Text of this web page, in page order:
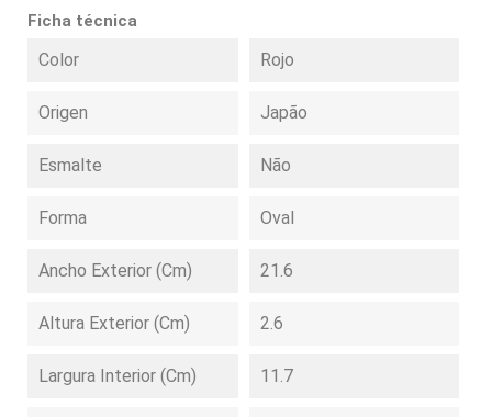
Ficha técnica
Color Rojo
Origen Japão
Esmalte Não
Forma Oval
Ancho Exterior (cm) 21.6
Altura Exterior (cm) 2.6
Largura Interior (cm) 11.7